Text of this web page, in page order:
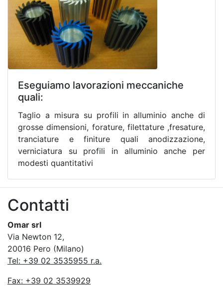
Eseguiamo lavorazioni meccaniche
quali:
Taglio a misura su profili in alluminio anche di
grosse dimensioni, forature, filettature ,fresature,
tranciature e finiture quali anodizzazione,
verniciatura su profili in alluminio anche per
modesti quantitativi
Contatti
Omar srl
Via Newton 12,
20016 Pero (Milano)
Tel: +39 02 3535955 r.a.
Fax: +39 02 3539929